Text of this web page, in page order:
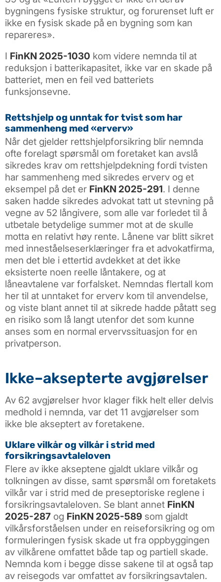
bygningens fysiske struktur, og forurenset luft er
ikke en fysisk skade på en bygning som kan
repareres».
I FinKN 2025-1030 kom videre nemnda til at
reduksjon i batterikapasitet, ikke var en skade på
batteriet, men en feil ved batteriets
funksjonsevne.
Rettshjelp og unntak for tvist som har
sammenheng med «erverv»
Når det gjelder rettshjelpforsikring blir nemnda
ofte forelagt spørsmål om foretaket kan avslå
sikredes krav om rettshjelpdekning fordi tvisten
har sammenheng med sikredes erverv og et
eksempel på det er FinKN 2025-291. I denne
saken hadde sikredes advokat tatt ut stevning på
vegne av 52 långivere, som alle var forledet til å
utbetale betydelige summer mot at de skulle
motta en relativt høy rente. Lånene var blitt sikret
med inneståelseserklæringer fra et advokatfirma,
men det ble i ettertid avdekket at det ikke
eksisterte noen reelle låntakere, og at
låneavtalene var forfalsket. Nemndas flertall kom
her til at unntaket for erverv kom til anvendelse,
og viste blant annet til at sikrede hadde påtatt seg
en risiko som lå langt utenfor det som kunne
anses som en normal ervervssituasjon for en
privatperson.
Ikke–aksepterte avgjørelser
Av 62 avgjørelser hvor klager fikk helt eller delvis
medhold i nemnda, var det 11 avgjørelser som
ikke ble akseptert av foretakene.
Uklare vilkår og vilkår i strid med
forsikringsavtaleloven
Flere av ikke akseptene gjaldt uklare vilkår og
tolkningen av disse, samt spørsmål om foretakets
vilkår var i strid med de preseptoriske reglene i
forsikringsavtaleloven. Se blant annet FinKN
2025-287 og FinKN 2025-589 som gjaldt
vilkårsforståelsen under en reiseforsikring og om
formuleringen fysisk skade ut fra oppbyggingen
av vilkårene omfattet både tap og partiell skade.
Nemnda kom i begge disse sakene til at også tap
av reisegods var omfattet av forsikringsavtalen.